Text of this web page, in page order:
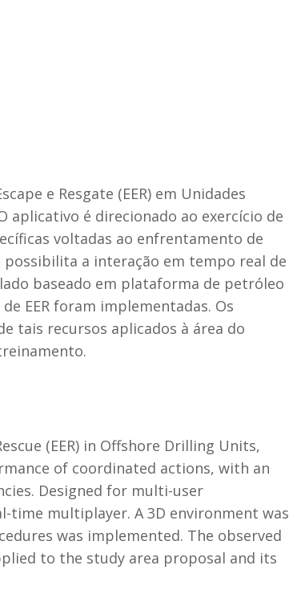
e Resgate (EER) em Unidades
aplicativo é direcionado ao exercício de
voltadas ao enfrentamento de
a interação em tempo real de
baseado em plataforma de petróleo
EER foram implementadas. Os
tais recursos aplicados à área do
(EER) in Offshore Drilling Units,
of coordinated actions, with an
Designed for multi-user
multiplayer. A 3D environment was
was implemented. The observed
to the study area proposal and its